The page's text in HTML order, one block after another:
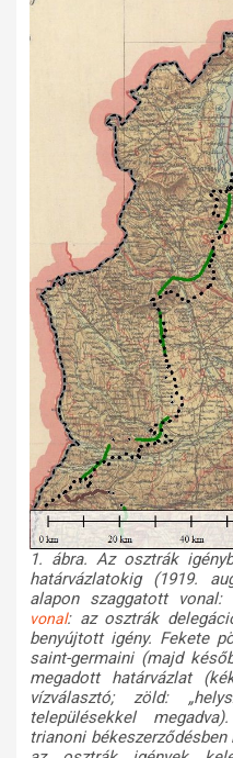
1. ábra. Az osztrák
határvázlatokig (1919.
alapon szaggatott vonal:
vonal:az osztrák
benyújtott igény. Fekete
saint-germaini (majd
megadott határvázlat
vízválasztó; zöld:
településekkel
trianoni